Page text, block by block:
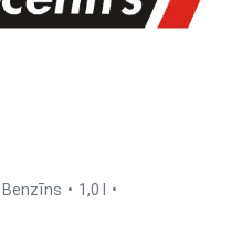
Benzīns
1,0 l